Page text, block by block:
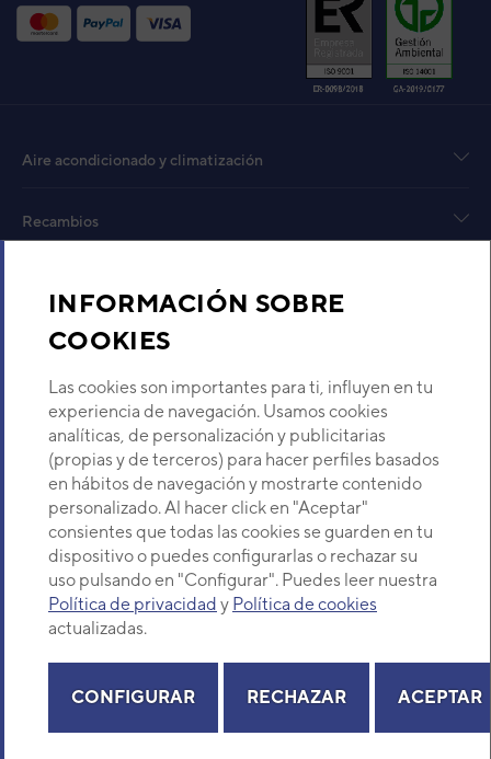
INFORMACIÓN SOBRE
COOKIES
Las cookies son importantes para ti, influyen en tu
experiencia de navegación. Usamos cookies
analíticas, de personalización y publicitarias
(propias y de terceros) para hacer perfiles basados
en hábitos de navegación y mostrarte contenido
personalizado. Al hacer click en "Aceptar"
consientes que todas las cookies se guarden en tu
dispositivo o puedes configurarlas o rechazar su
uso pulsando en "Configurar". Puedes leer nuestra
Política de privacidad y Política de cookies
actualizadas.
CONFIGURAR RECHAZAR ACEPTAR
Aire acondicionado y climatización
Recambios
Descubre Eurofred
Dónde Estamos
¿Buscas un servicio técnico?
Selecciona provincia